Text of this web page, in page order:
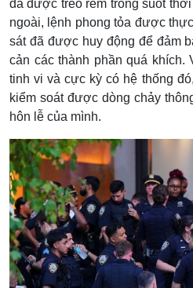
đã được treo rèm trong suốt
ngoài, lệnh phong tỏa được
sát đã được huy động để đảm
cản các thành phần quá
tinh vi và cực kỳ có hệ thống
kiểm soát được dòng chảy
hôn lễ của mình.